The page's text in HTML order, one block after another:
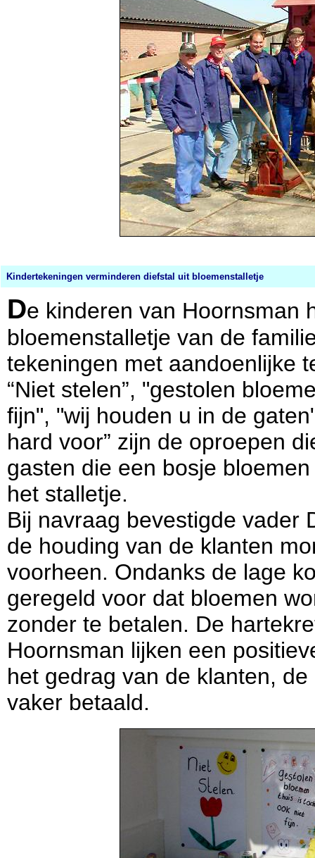
Kindertekeningen verminderen diefstal uit bloemenstalletje
De kinderen van Hoornsman
bloemenstalletje van de
tekeningen met aandoenlijke
“Niet stelen”, "gestolen
fijn", "wij houden u in de
hard voor” zijn de oproepen
gasten die een bosje
het stalletje.
Bij navraag bevestigde vader
de houding van de klanten
voorheen. Ondanks de lage
geregeld voor dat bloemen
zonder te betalen. De
Hoornsman lijken een
het gedrag van de klanten,
vaker betaald.